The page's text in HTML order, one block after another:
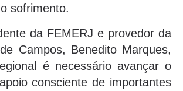
sofrimento.
da FEMERJ e provedor da
Campos, Benedito Marques,
é necessário avançar o
consciente de importantes